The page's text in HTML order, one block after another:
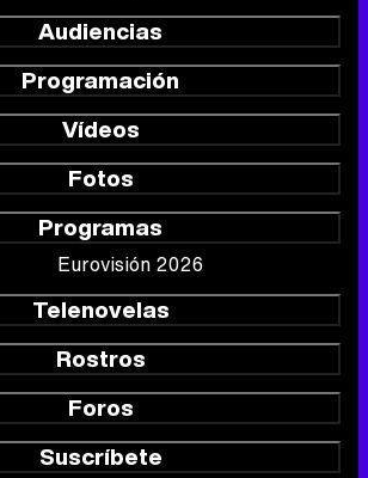
Audiencias
Programación
Vídeos
Fotos
Programas
Eurovisión 2026
Telenovelas
Rostros
Foros
Suscríbete